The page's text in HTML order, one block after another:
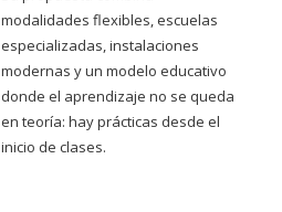
modalidades flexibles, escuelas
especializadas, instalaciones
modernas y un modelo educativo
donde el aprendizaje no se queda
en teoría: hay prácticas desde el
inicio de clases.